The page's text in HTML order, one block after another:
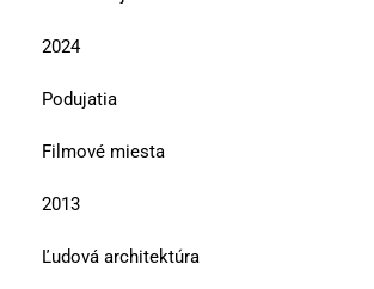
2024
Podujatia
Filmové miesta
2013
Ľudová architektúra